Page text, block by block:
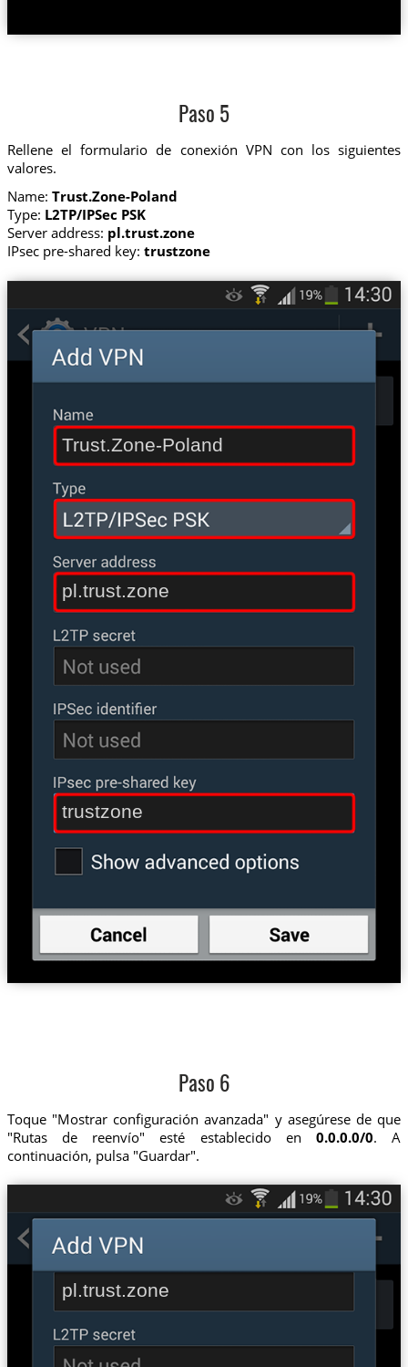
Paso 5
Rellene el formulario de conexión VPN con los siguientes
valores.
Name: Trust.Zone-Poland
Type: L2TP/IPSec PSK
Server address: pl.trust.zone
IPsec pre-shared key: trustzone
Trust.Zone-Poland
pl.trust.zone
trustzone
Paso 6
Toque "Mostrar configuración avanzada" y asegúrese de que
"Rutas de reenvío" esté establecido en0.0.0.0/0. A
continuación, pulsa "Guardar".
pl.trust.zone